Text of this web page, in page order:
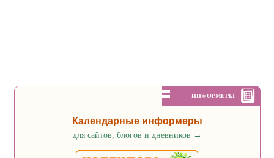
ИНФОРМЕРЫ
Календарные информеры
для сайтов, блогов и дневников →